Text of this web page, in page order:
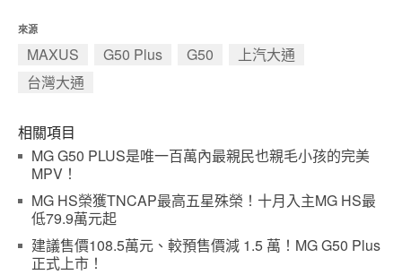
來源
MAXUS G50 Plus G50
上汽大通
台灣大通
相關項目
MG G50 PLUS是唯一百萬內最親民也親毛小孩的完美
MPV！
MG HS榮獲TNCAP最高五星殊榮！十月入主MG HS最
低79.9萬元起
建議售價108.5萬元、較預售價減 1.5 萬！MG G50 Plus
正式上市！